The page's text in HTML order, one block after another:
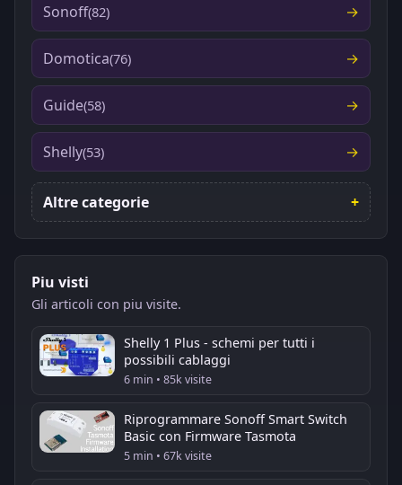
Sonoff(82)
Domotica(76)
Guide(58)
Shelly(53)
Altre categorie
Piu visti
Gli articoli con piu visite.
Shelly 1 Plus - schemi per tutti i
possibili cablaggi
6 min • 85k visite
Riprogrammare Sonoff Smart Switch
Basic con Firmware Tasmota
5 min • 67k visite